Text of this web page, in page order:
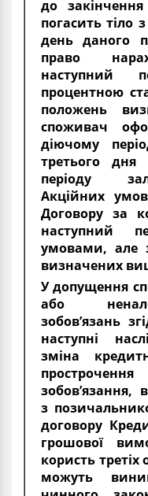
до
погасить тіло
день даного
право
наступний
процентною
положень
споживач
діючому
третього дня
періоду
Акційних
Договору за
наступний
умовами, але
визначених
У допущення
або
зобов’язань
наступні
зміна
зобов’язання,
з
договору
грошової
користь третіх
можуть